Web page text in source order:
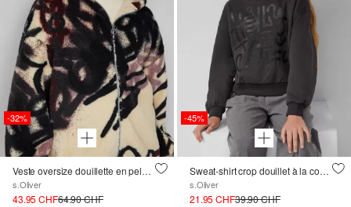
-32%
Veste oversize douillette en peluche avec impression graffiti
s.Oliver
43.95 CHF64.90 CHF
-45%
Sweat-shirt crop douillet à la coupe oversize et à l'imprimé chatoyant
s.Oliver
21.95 CHF39.90 CHF